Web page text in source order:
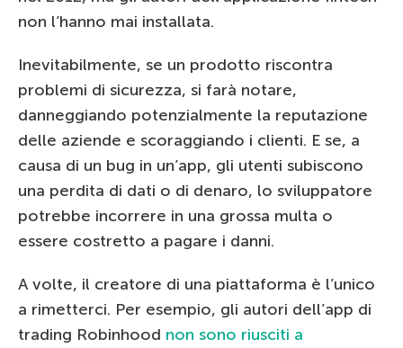
non l’hanno mai installata.
Inevitabilmente, se un prodotto riscontra
problemi di sicurezza, si farà notare,
danneggiando potenzialmente la reputazione
delle aziende e scoraggiando i clienti. E se, a
causa di un bug in un’app, gli utenti subiscono
una perdita di dati o di denaro, lo sviluppatore
potrebbe incorrere in una grossa multa o
essere costretto a pagare i danni.
A volte, il creatore di una piattaforma è l’unico
a rimetterci. Per esempio, gli autori dell’app di
trading Robinhood non sono riusciti a